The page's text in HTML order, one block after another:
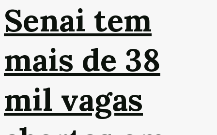
Senai tem
mais de 38
mil vagas